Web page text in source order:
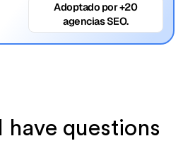
Adoptado por +20
agencias SEO.
have questions